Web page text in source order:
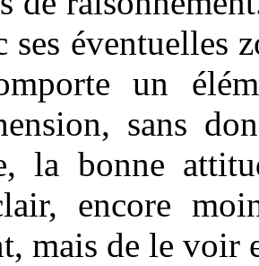
ses éventuelles
un
sans
la bonne
encore
mais de le voir